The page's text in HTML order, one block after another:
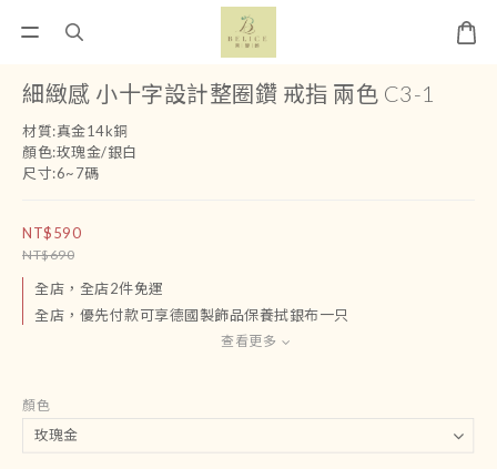
細緻感 小十字設計整圈鑽 戒指 兩色 C3-1
材質:真金14k銅
顏色:玫瑰金/銀白
尺寸:6~7碼
NT$590
NT$690
全店，全店2件免運
全店，優先付款可享德國製飾品保養拭銀布一只
查看更多
顏色